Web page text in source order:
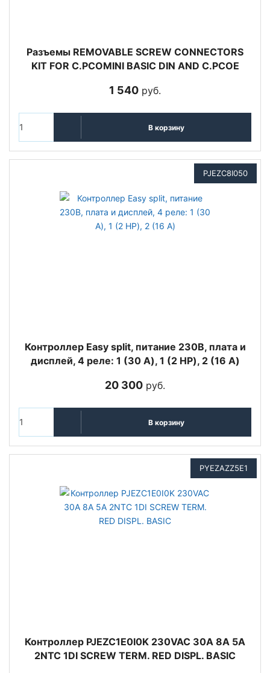
Разъемы REMOVABLE SCREW CONNECTORS
KIT FOR C.PCOMINI BASIC DIN AND C.PCOE
1 540 руб.
В корзину
PJEZC8I050
Контроллер Easy split, питание 230В, плата и
дисплей, 4 реле: 1 (30 A), 1 (2 HP), 2 (16 A)
20 300 руб.
В корзину
PYEZAZZ5E1
Контроллер PJEZC1E0I0K 230VAC 30A 8A 5A
2NTC 1DI SCREW TERM. RED DISPL. BASIC